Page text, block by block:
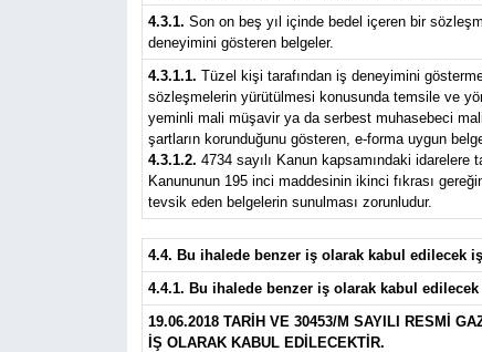
4.3.1. Son on beş yıl içinde bedel içeren bir
deneyimini gösteren belgeler.
4.3.1.1. Tüzel kişi tarafından iş deneyimini
sözleşmelerin yürütülmesi konusunda temsile ve
yeminli mali müşavir ya da serbest muhasebeci
şartların korunduğunu gösteren, e-forma uygun
4.3.1.2. 4734 sayılı Kanun kapsamındaki
Kanununun 195 inci maddesinin ikinci fıkrası
tevsik eden belgelerin sunulması zorunludur.
4.4. Bu ihalede benzer iş olarak kabul edilecek
4.4.1. Bu ihalede benzer iş olarak kabul
19.06.2018 TARİH VE 30453/M SAYILI RESMİ
İŞ OLARAK KABUL EDİLECEKTİR.